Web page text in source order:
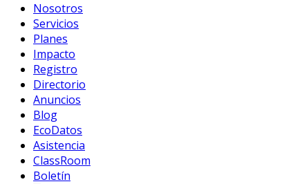
Nosotros
Servicios
Planes
Impacto
Registro
Directorio
Anuncios
Blog
EcoDatos
Asistencia
ClassRoom
Boletín